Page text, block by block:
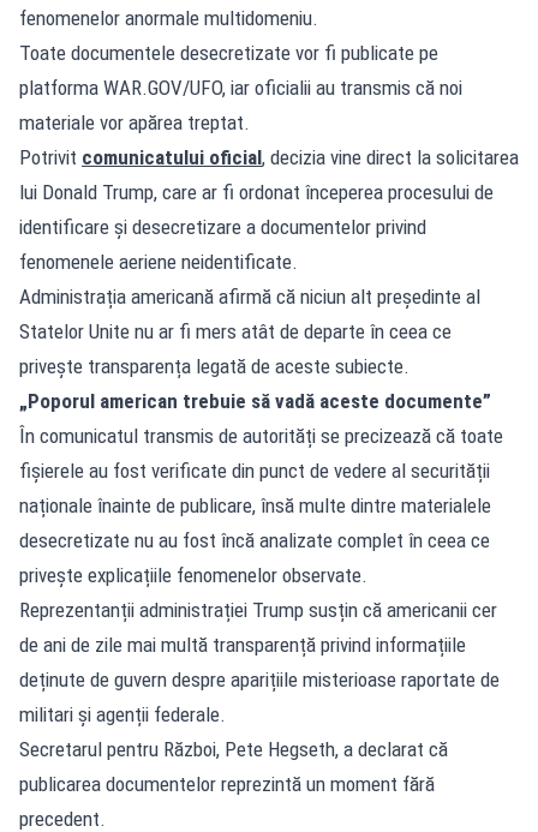
fenomenelor anormale multidomeniu.
Toate documentele desecretizate vor fi publicate pe
platforma WAR.GOV/UFO, iar oficialii au transmis că noi
materiale vor apărea treptat.
Potrivit comunicatului oficial, decizia vine direct la solicitarea
lui Donald Trump, care ar fi ordonat începerea procesului de
identificare și desecretizare a documentelor privind
fenomenele aeriene neidentificate.
Administrația americană afirmă că niciun alt președinte al
Statelor Unite nu ar fi mers atât de departe în ceea ce
privește transparența legată de aceste subiecte.
„Poporul american trebuie să vadă aceste documente”
În comunicatul transmis de autorități se precizează că toate
fișierele au fost verificate din punct de vedere al securității
naționale înainte de publicare, însă multe dintre materialele
desecretizate nu au fost încă analizate complet în ceea ce
privește explicațiile fenomenelor observate.
Reprezentanții administrației Trump susțin că americanii cer
de ani de zile mai multă transparență privind informațiile
deținute de guvern despre aparițiile misterioase raportate de
militari și agenții federale.
Secretarul pentru Război, Pete Hegseth, a declarat că
publicarea documentelor reprezintă un moment fără
precedent.